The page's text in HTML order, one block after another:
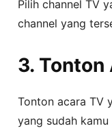
Pilih channel TV
channel yang
3. Tonton
Tonton acara TV
yang sudah